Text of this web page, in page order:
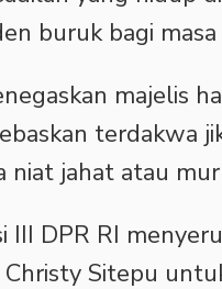
buruk bagi
majelis
terdakwa
niat jahat atau
III DPR RI
Sitepu